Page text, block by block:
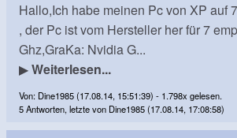
Hallo,Ich habe meinen Pc von XP auf
, der Pc ist vom Hersteller her für 7
Ghz,GraKa: Nvidia G...
▶Weiterlesen...
Von: Dine1985 (17.08.14, 15:51:39) - 1.798x gelesen.
5 Antworten, letzte von Dine1985 (17.08.14, 17:08:58)